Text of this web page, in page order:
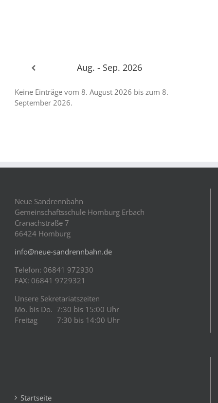
Aug. - Sep. 2026
Keine Einträge vom 8. August 2026 bis zum 8.
September 2026.
Neue Sandrennbahn
Gemeinschaftsschule Homburg Erbach
Cranachstraße 7
66424 Homburg
info@neue-sandrennbahn.de
Telefon: 06841 972930
FAX: 06841 9729321
Unsere Sekretariatszeiten
Mo. bis Do. 7:30 bis 15:00 Uhr
Freitag 7:30 bis 14:00 Uhr
Startseite